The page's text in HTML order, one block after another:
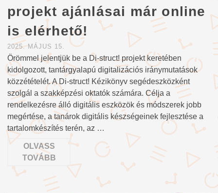
projekt ajánlásai már online
is elérhető!
2025. MÁJUS 15.
Örömmel jelentjük be a Di-struct! projekt keretében
kidolgozott, tantárgyalapú digitalizációs iránymutatások
közzétételét. A Di-struct! Kézikönyv segédeszközként
szolgál a szakképzési oktatók számára. Célja a
rendelkezésre álló digitális eszközök és módszerek jobb
megértése, a tanárok digitális készségeinek fejlesztése a
tartalomkészítés terén, az …
OLVASS
TOVÁBB